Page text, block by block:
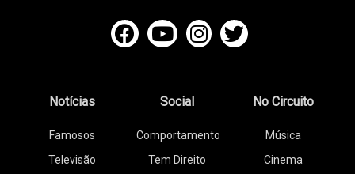
Notícias
Famosos
Televisão
Social
Comportamento
Tem Direito
No Circuito
Música
Cinema